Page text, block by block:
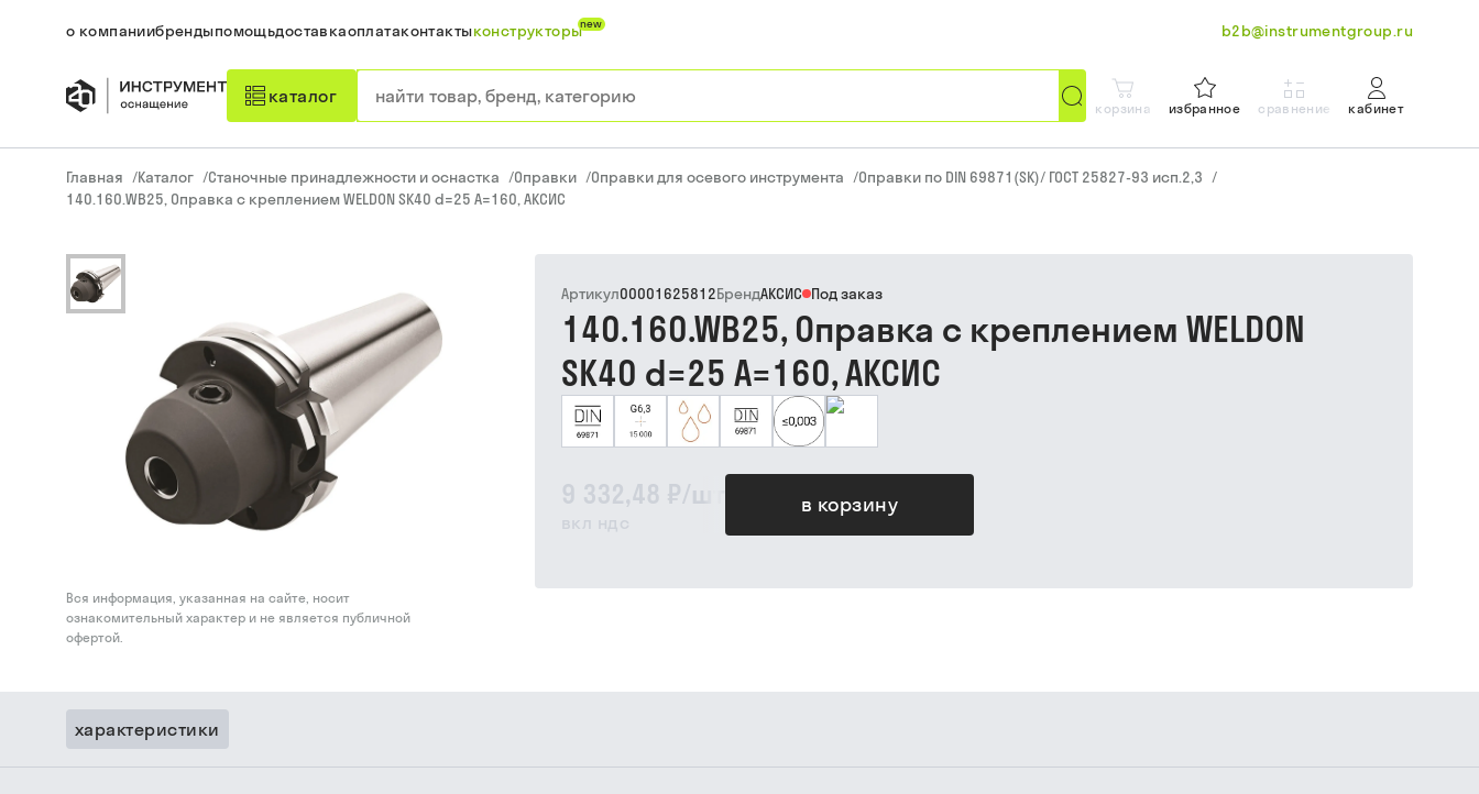
о компаниибрендыпомощьдоставкаоплатаконтактыконструкторыnew b2b@instrumentgroup.ru
каталог
корзина избранное сравнение кабинет
Главная /Каталог /Станочные принадлежности и оснастка /Оправки /Оправки для осевого инструмента /Оправки по DIN 69871(SK)/ ГОСТ 25827-93 исп.2,3 /
140.160.WB25, Оправка с креплением WELDON SK40 d=25 A=160, АКСИС
Вся информация, указанная на сайте, носит
ознакомительный характер и не является публичной
офертой.
9 332,48 ₽/шт
вкл ндс
в корзину
Артикул00001625812БрендАКСИС Под заказ
140.160.WB25, Оправка с креплением WELDON
SK40 d=25 A=160, АКСИС
характеристики